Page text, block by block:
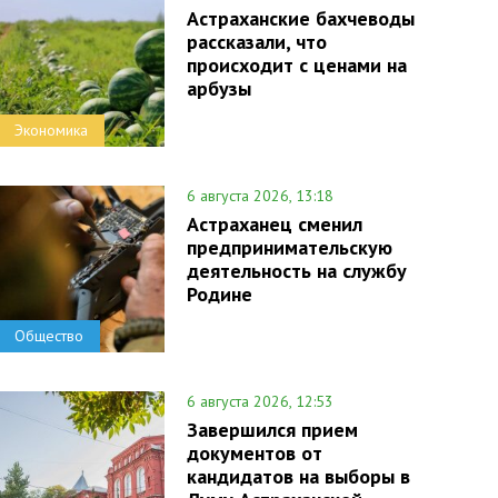
Экономика
Астраханские бахчеводы
рассказали, что
происходит с ценами на
арбузы
Общество
6 августа 2026, 13:18
Астраханец сменил
предпринимательскую
деятельность на службу
Родине
6 августа 2026, 12:53
Завершился прием
документов от
кандидатов на выборы в